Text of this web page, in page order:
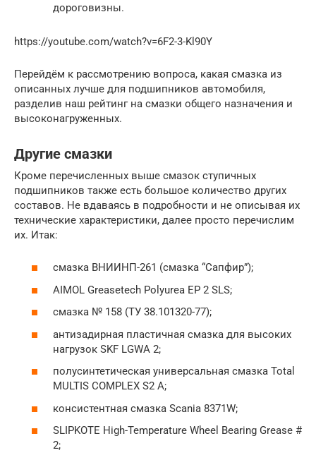
дороговизны.
https://youtube.com/watch?v=6F2-3-Kl90Y
Перейдём к рассмотрению вопроса, какая смазка из
описанных лучше для подшипников автомобиля,
разделив наш рейтинг на смазки общего назначения и
высоконагруженных.
Другие смазки
Кроме перечисленных выше смазок ступичных
подшипников также есть большое количество других
составов. Не вдаваясь в подробности и не описывая их
технические характеристики, далее просто перечислим
их. Итак:
смазка ВНИИНП-261 (смазка “Сапфир”);
AIMOL Greasetech Polyurea EP 2 SLS;
смазка № 158 (ТУ 38.101320-77);
антизадирная пластичная смазка для высоких
нагрузок SKF LGWA 2;
полусинтетическая универсальная смазка Total
MULTIS COMPLEX S2 A;
консистентная смазка Scania 8371W;
SLIPKOTE High-Temperature Wheel Bearing Grease #
2;